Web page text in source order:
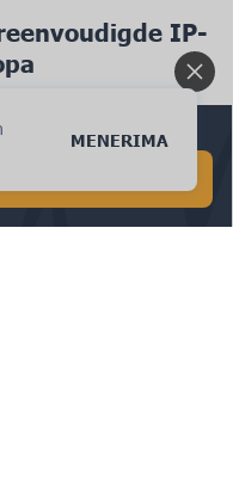
MENERIMA
IP-
dalam 1 menit!